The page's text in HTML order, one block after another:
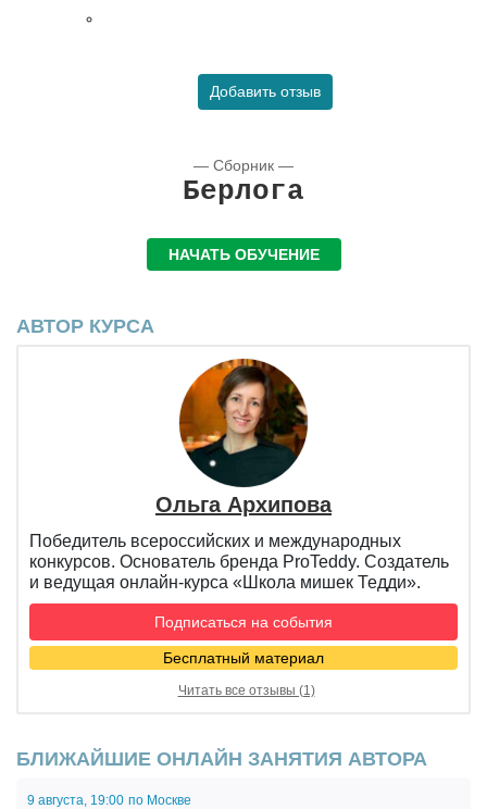
Добавить отзыв
— Сборник —
Берлога
НАЧАТЬ ОБУЧЕНИЕ
АВТОР КУРСА
Ольга Архипова
Победитель всероссийских и международных
конкурсов. Основатель бренда ProTeddy. Создатель
и ведущая онлайн-курса «Школа мишек Тедди».
Подписаться на события
Бесплатный материал
Читать все отзывы (1)
БЛИЖАЙШИЕ ОНЛАЙН ЗАНЯТИЯ АВТОРА
9 августа, 19:00 по Москве